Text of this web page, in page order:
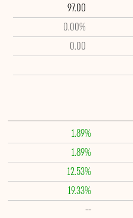
97.00
0.00%
0.00
1.89%
1.89%
12.53%
19.33%
--